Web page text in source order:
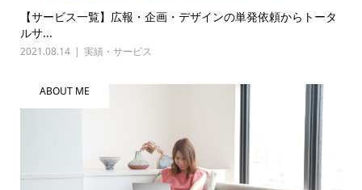
【サービス一覧】広報・企画・デザインの単発依頼からトータ
ルサ...
2021.08.14 実績・サービス
ABOUT ME